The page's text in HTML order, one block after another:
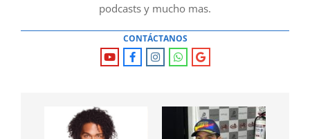
podcasts y mucho mas.
CONTÁCTANOS